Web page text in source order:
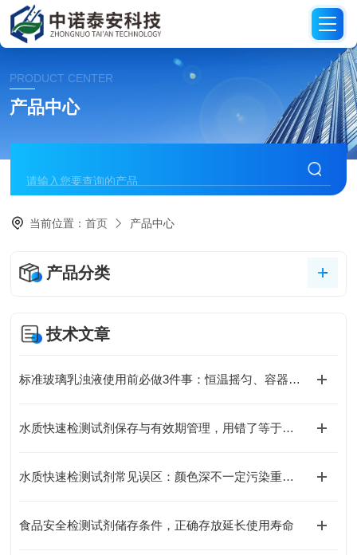
PRODUCT CENTER
产品中心
当前位置：首页 产品中心
产品分类
技术文章
标准玻璃乳浊液使用前必做3件事：恒温摇匀、容器清洁，避免引入人为测量误差
水质快速检测试剂保存与有效期管理，用错了等于白测
水质快速检测试剂常见误区：颜色深不一定污染重，这几个坑别再踩了
食品安全检测试剂储存条件，正确存放延长使用寿命